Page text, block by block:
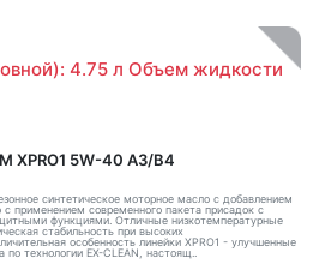
4.75 л Объем жидкости
XPRO1 5W-40 A3/B4
синтетическое моторное масло с добавлением
с применением современного пакета присадок с
функциями. Отличные низкотемпературные
стабильность при высоких
особенность линейки XPRO1 - улучшенные
технологии EX-CLEAN, настоящ..